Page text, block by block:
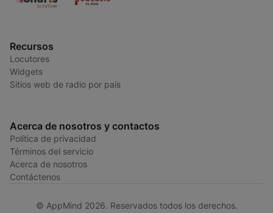
Recursos
Locutores
Widgets
Sitios web de radio por país
Acerca de nosotros y contactos
Política de privacidad
Términos del servicio
Acerca de nosotros
Contáctenos
© AppMind 2026. Reservados todos los derechos.